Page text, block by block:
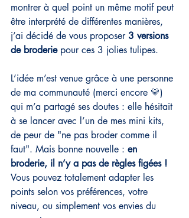
montrer à quel point un même motif peut
être interprété de différentes manières,
j’ai décidé de vous proposer 3 versions
de broderie pour ces 3 jolies tulipes.
L’idée m’est venue grâce à une personne
de ma communauté (merci encore 💛)
qui m’a partagé ses doutes : elle hésitait
à se lancer avec l’un de mes mini kits,
de peur de "ne pas broder comme il
faut". Mais bonne nouvelle : en
broderie, il n’y a pas de règles figées !
Vous pouvez totalement adapter les
points selon vos préférences, votre
niveau, ou simplement vos envies du